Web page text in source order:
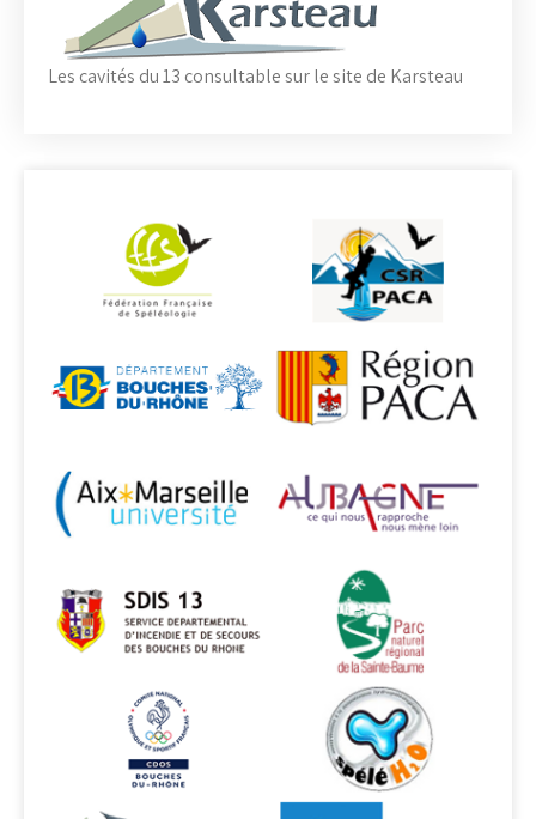
Les cavités du 13 consultable sur le site de Karsteau